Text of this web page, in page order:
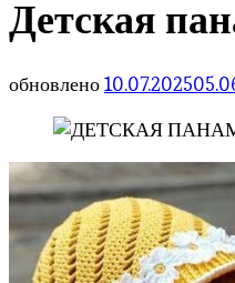
Детская
обновлено10.07.2025